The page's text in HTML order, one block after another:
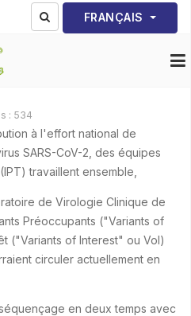
Sélectionnez votre
FRANÇAIS
: 534
à l'effort national de
SARS-CoV-2, des équipes
travaillent ensemble,
de Virologie Clinique de
Préoccupants ("Variants of
("Variants of Interest" ou VoI)
circuler actuellement en
en deux temps avec